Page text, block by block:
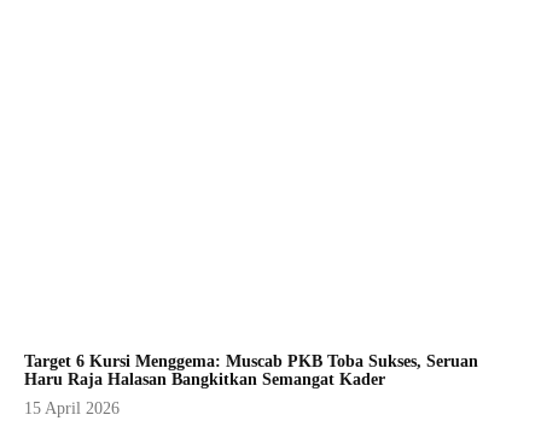
Target 6 Kursi Menggema: Muscab PKB Toba Sukses, Seruan
Haru Raja Halasan Bangkitkan Semangat Kader
15 April 2026